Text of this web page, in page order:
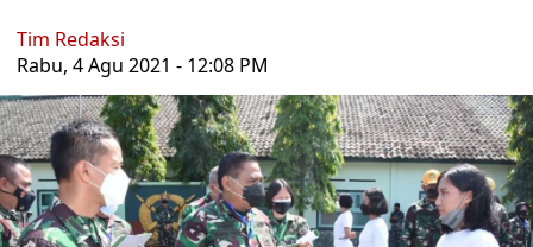
Tim Redaksi
Rabu, 4 Agu 2021 - 12:08 PM